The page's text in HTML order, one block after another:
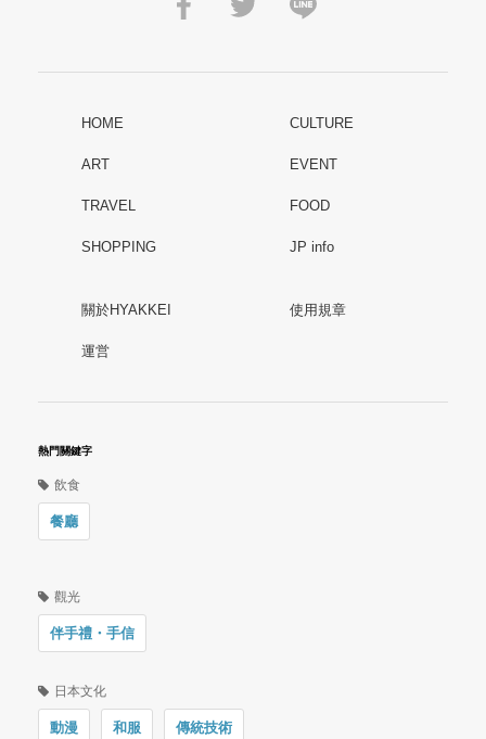
HOME CULTURE
ART EVENT
TRAVEL FOOD
SHOPPING JP info
關於HYAKKEI 使用規章
運営
熱門關鍵字
飲食
餐廳
觀光
伴手禮・手信
日本文化
動漫 和服 傳統技術